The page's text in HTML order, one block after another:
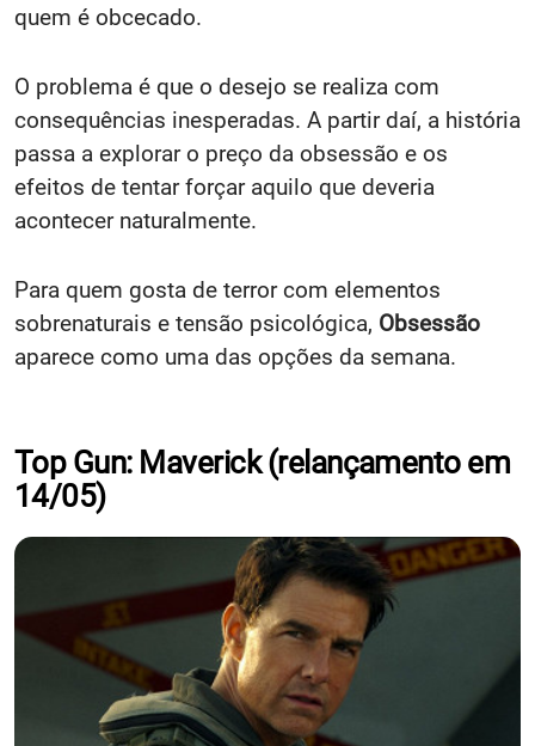
quem é obcecado.
O problema é que o desejo se realiza com
consequências inesperadas. A partir daí, a história
passa a explorar o preço da obsessão e os
efeitos de tentar forçar aquilo que deveria
acontecer naturalmente.
Para quem gosta de terror com elementos
sobrenaturais e tensão psicológica, Obsessão
aparece como uma das opções da semana.
Top Gun: Maverick (relançamento em
14/05)